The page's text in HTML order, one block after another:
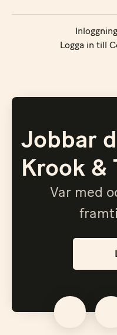
Logga in till
Jobbar
Krook &
Var med